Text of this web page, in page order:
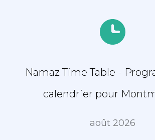
Namaz Time Table -
calendrier pour
août 2026